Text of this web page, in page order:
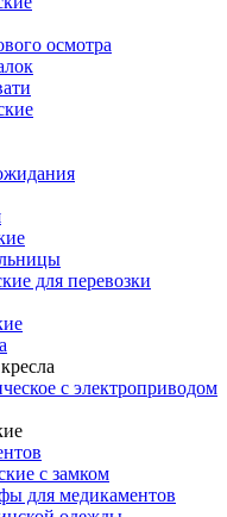
осмотра
для перевозки
с электроприводом
с замком
для медикаментов